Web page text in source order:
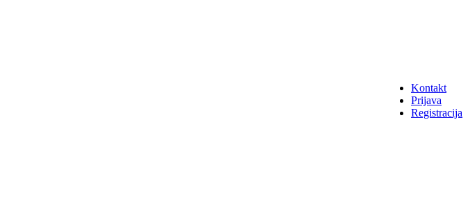
Kontakt
Prijava
Registracija